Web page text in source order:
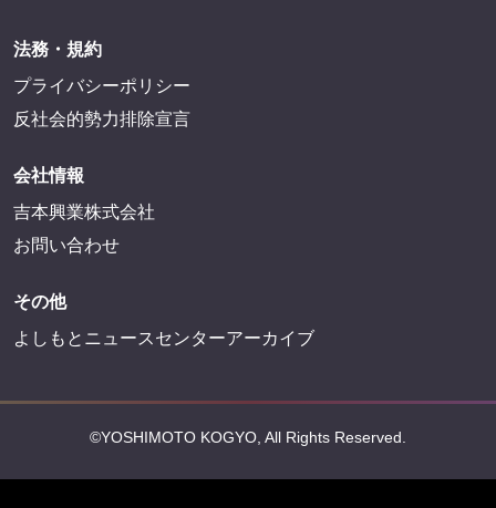
法務・規約
プライバシーポリシー
反社会的勢力排除宣言
会社情報
吉本興業株式会社
お問い合わせ
その他
よしもとニュースセンターアーカイブ
©YOSHIMOTO KOGYO, All Rights Reserved.